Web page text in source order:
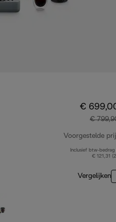
€
€
Voorgestelde
Inclusief btw-bedrag
€ 121,31
Vergelijken